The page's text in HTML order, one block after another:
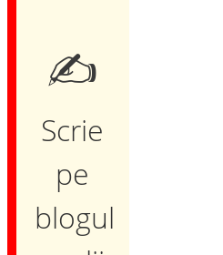
✍️
Scrie
pe
blogul